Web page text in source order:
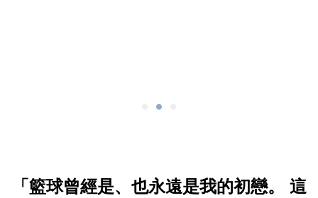
「籃球曾經是、也永遠是我的初戀。 這